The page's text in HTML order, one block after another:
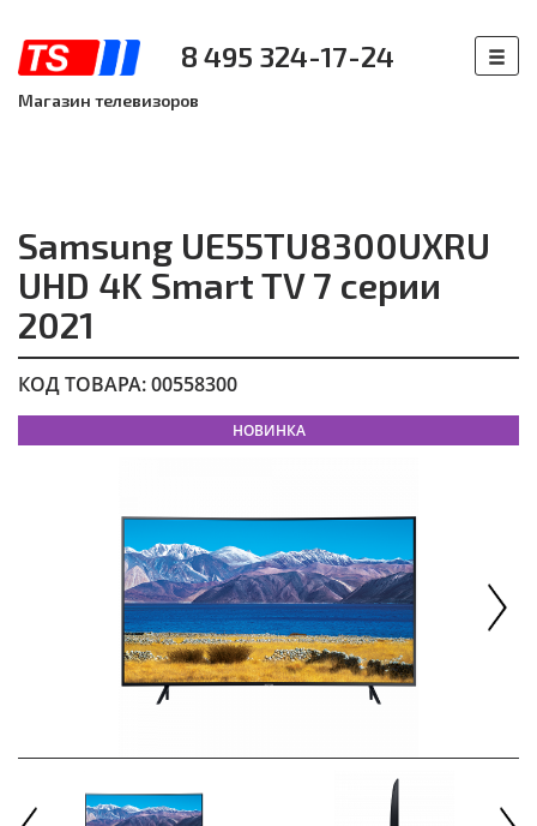
8 495 324-17-24
Магазин телевизоров
Samsung UE55TU8300UXRU
UHD 4K Smart TV 7 серии
2021
КОД ТОВАРА: 00558300
НОВИНКА